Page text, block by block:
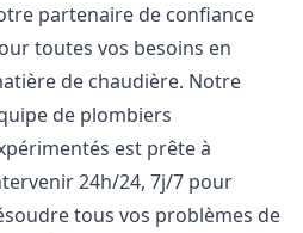
partenaire de confiance
toutes vos besoins en
de chaudière. Notre
de plombiers
est prête à
24h/24, 7j/7 pour
tous vos problèmes de